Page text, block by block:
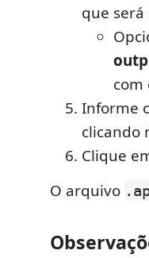
que
com
Informe
clicando
Clique
O arquivo